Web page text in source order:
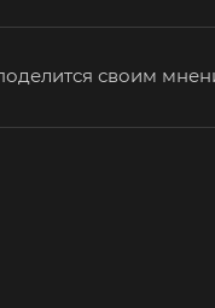
своим